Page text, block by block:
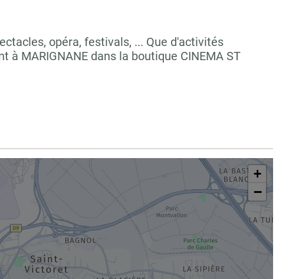
opéra, festivals, ... Que d'activités
MARIGNANE dans la boutique CINEMA ST
+
−